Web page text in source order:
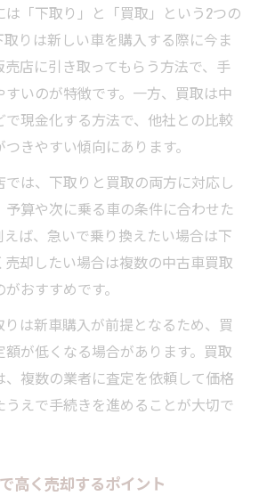
「下取り」と「買取」という2つの
りは新しい車を購入する際に今ま
店に引き取ってもらう方法で、手
いのが特徴です。一方、買取は中
現金化する方法で、他社との比較
きやすい傾向にあります。
は、下取りと買取の両方に対応し
算や次に乗る車の条件に合わせた
ば、急いで乗り換えたい場合は下
却したい場合は複数の中古車買取
おすすめです。
は新車購入が前提となるため、買
が低くなる場合があります。買取
複数の業者に査定を依頼して価格
うえで手続きを進めることが大切で
高く売却するポイント